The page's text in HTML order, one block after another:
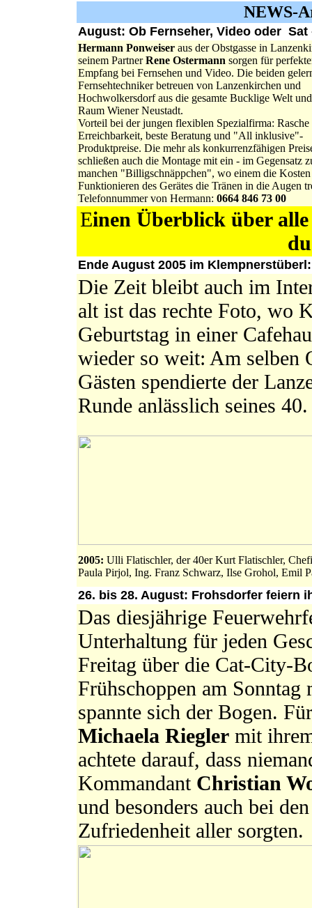
NEWS-
August: Ob Fernseher, Video oder
Hermann Ponweiser aus der Obstgasse in
seinem PartnerRene Ostermann sorgen für
Empfang bei Fernsehen und Video. Die beiden
Fernsehtechniker betreuen von Lanzenkirchen und
Hochwolkersdorf aus die gesamte Bucklige Welt
Raum Wiener Neustadt.
Vorteil bei der jungen flexiblen Spezialfirma: Rasche
Erreichbarkeit, beste Beratung und "All inklusive"-
Produktpreise. Die mehr als konkurrenzfähigen
schließen auch die Montage mit ein - im Gegensatz
manchen "Billigschnäppchen", wo einem die
Funktionieren des Gerätes die Tränen in die Augen
Telefonnummer von Hermann: 0664 846 73 00
Einen Überblick über
Ende August 2005 im
Die Zeit bleibt auch im
alt ist das rechte Foto, wo
Geburtstag in einer
wieder so weit: Am selben
Gästen spendierte der
Runde anlässlich seines
2005: Ulli Flatischler, der 40er Kurt Flatischler,
Paula Pirjol, Ing. Franz Schwarz, Ilse Grohol, Emil
26. bis 28. August: Frohsdorfer feiern
Das diesjährige
Unterhaltung für jeden
Freitag über die Cat-City-
Frühschoppen am
spannte sich der Bogen.
Michaela Riegler mit
achtete darauf, dass
Kommandant Christian
und besonders auch bei
Zufriedenheit aller sorgten.